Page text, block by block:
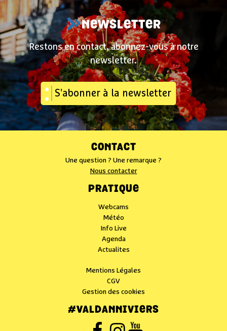
NEWSLETTER
Restons en contact, abonnez-vous à notre
newsletter.
S'abonner à la newsletter
CONTACT
Une question ? Une remarque ?
Nous contacter
PRATIQUE
Webcams
Météo
Info Live
Agenda
Actualites
Mentions Légales
CGV
Gestion des cookies
#VALDANNIVIERS